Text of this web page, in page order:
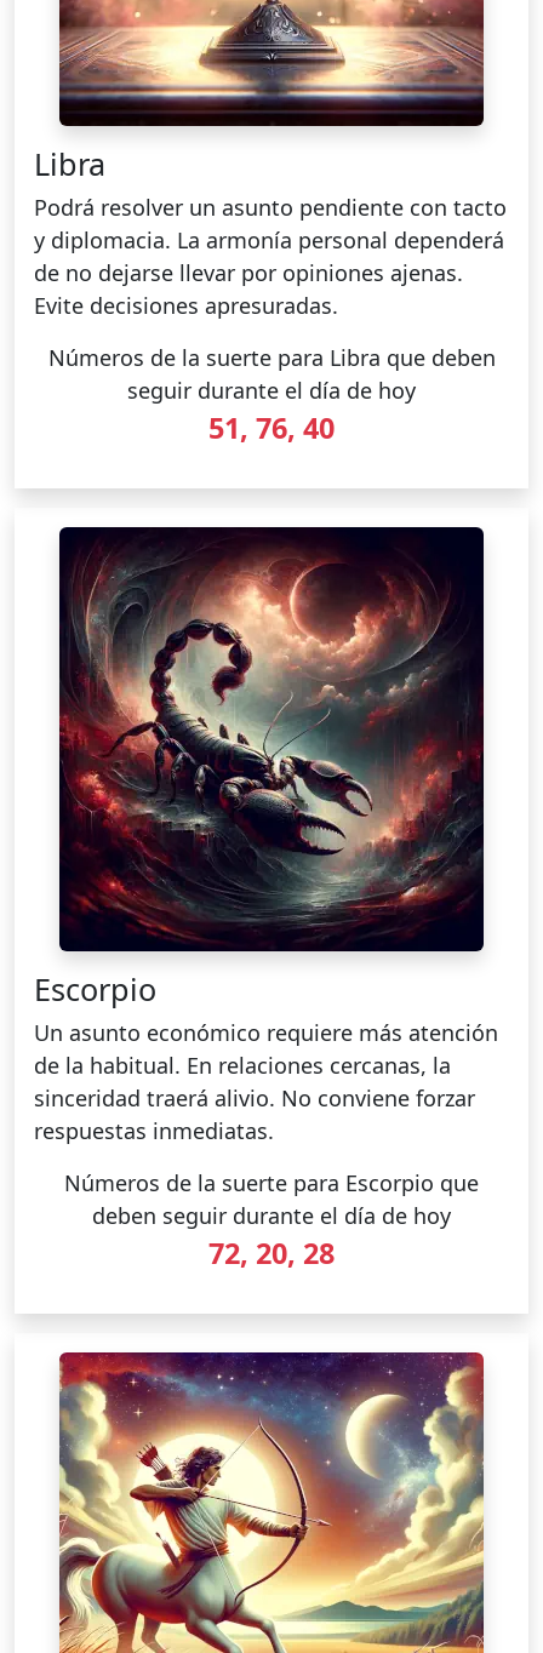
Libra
Podrá resolver un asunto pendiente con tacto
y diplomacia. La armonía personal dependerá
de no dejarse llevar por opiniones ajenas.
Evite decisiones apresuradas.
Números de la suerte para Libra que deben
seguir durante el día de hoy
51, 76, 40
Escorpio
Un asunto económico requiere más atención
de la habitual. En relaciones cercanas, la
sinceridad traerá alivio. No conviene forzar
respuestas inmediatas.
Números de la suerte para Escorpio que
deben seguir durante el día de hoy
72, 20, 28